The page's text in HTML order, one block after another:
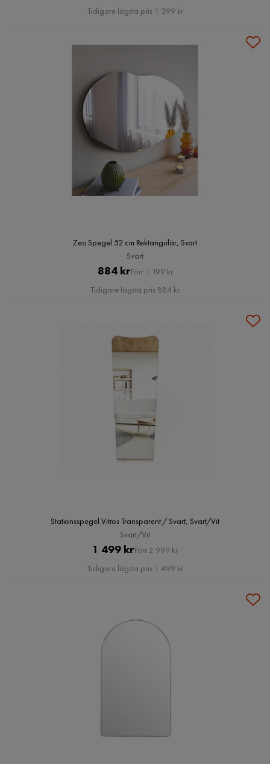
Pris
Tidigare lägsta pris 1 399 kr
Zeo Spegel 52 cm Rektangulär, Svart
Svart
Pris
884 kr Original
Pris
Förr 1 199 kr
Tidigare lägsta pris 884 kr
Stationsspegel Vitros Transparent / Svart, Svart/Vit
Svart/Vit
Pris
1 499 krOriginal
Pris
Förr 2 999 kr
Tidigare lägsta pris 1 499 kr